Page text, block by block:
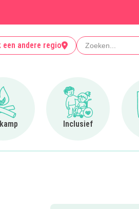
een andere regio Zoeken
Ga naar Op kamp
Inclusief
Ga naar Inclusief